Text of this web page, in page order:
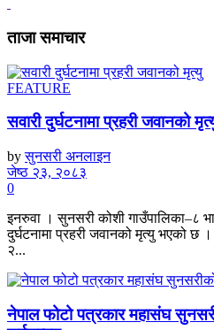
ताजा समाचार
FEATURE
सवारी दुर्घटनामा प्रहरी जवानको
by सुनसरी अनलाइन
जेष्ठ २३, २०८३
0
इनरुवा । सुनसरी कोशी गाउँपालिका–८
दुर्घटनामा प्रहरी जवानको मृत्यु भएको छ
२...
नेपाल फोटो पत्रकार महासंघ